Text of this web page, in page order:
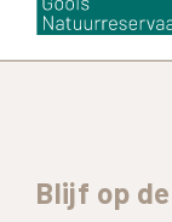
Blijf op de